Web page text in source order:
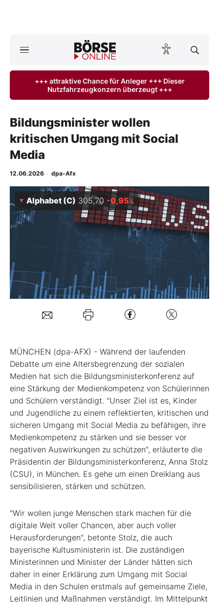
Anlageprodukte
Finanz-Check
Abo & Shop
Experten
Mein B:O
Mein Konto
Folgen Sie uns
Kontakt
+++ attraktive Chance für Anleger +++ Dieser
Nutzfahrzeugkonzern überzeugt +++
Bildungsminister wollen
kritischen Umgang mit Social
Media
12.06.2026 · dpa-Afx
Alphabet (C) 305,70 -0,95%
MÜNCHEN (dpa-AFX) - Während der laufenden
Debatte um eine Altersbegrenzung der sozialen
Medien hat sich die Bildungsministerkonferenz auf
eine Stärkung der Medienkompetenz von Schülerinnen
und Schülern verständigt. "Unser Ziel ist es, Kinder
und Jugendliche zu einem reflektierten, kritischen und
sicheren Umgang mit Social Media zu befähigen, ihre
Medienkompetenz zu stärken und sie besser vor
negativen Auswirkungen zu schützen", erläuterte die
Präsidentin der Bildungsministerkonferenz, Anna Stolz
(CSU), in München. Es gehe um einen Dreiklang aus
sensibilisieren, stärken und schützen.
"Wir wollen junge Menschen stark machen für die
digitale Welt voller Chancen, aber auch voller
Herausforderungen", betonte Stolz, die auch
bayerische Kultusministerin ist. Die zuständigen
Ministerinnen und Minister der Länder hätten sich
daher in einer Erklärung zum Umgang mit Social
Media in den Schulen erstmals auf gemeinsame Ziele,
Leitlinien und Maßnahmen verständigt. Im Mittelpunkt